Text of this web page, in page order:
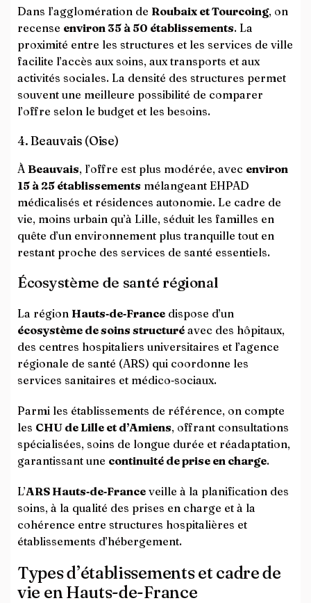
Dans l’agglomération de Roubaix et Tourcoing, on
recense environ 35 à 50 établissements. La
proximité entre les structures et les services de ville
facilite l’accès aux soins, aux transports et aux
activités sociales. La densité des structures permet
souvent une meilleure possibilité de comparer
l’offre selon le budget et les besoins.
4. Beauvais (Oise)
À Beauvais, l’offre est plus modérée, avec environ
15 à 25 établissements mélangeant EHPAD
médicalisés et résidences autonomie. Le cadre de
vie, moins urbain qu’à Lille, séduit les familles en
quête d’un environnement plus tranquille tout en
restant proche des services de santé essentiels.
Écosystème de santé régional
La région Hauts‑de‑France dispose d’un
écosystème de soins structuré avec des hôpitaux,
des centres hospitaliers universitaires et l’agence
régionale de santé (ARS) qui coordonne les
services sanitaires et médico‑sociaux.
Parmi les établissements de référence, on compte
les CHU de Lille et d’Amiens, offrant consultations
spécialisées, soins de longue durée et réadaptation,
garantissant une continuité de prise en charge.
L’ARS Hauts‑de‑France veille à la planification des
soins, à la qualité des prises en charge et à la
cohérence entre structures hospitalières et
établissements d’hébergement.
Types d’établissements et cadre de
vie en Hauts-de-France